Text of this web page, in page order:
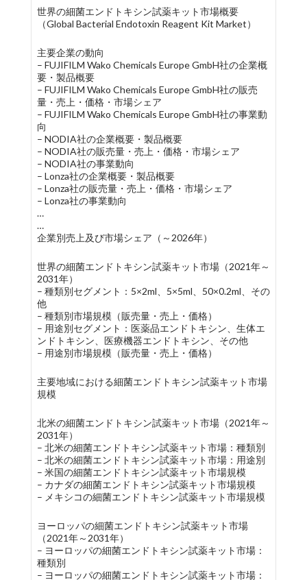
世界の細菌エンドトキシン試薬キット市場概要
（Global Bacterial Endotoxin Reagent Kit Market）
主要企業の動向
– FUJIFILM Wako Chemicals Europe GmbH社の企業概
要・製品概要
– FUJIFILM Wako Chemicals Europe GmbH社の販売
量・売上・価格・市場シェア
– FUJIFILM Wako Chemicals Europe GmbH社の事業動
向
– NODIA社の企業概要・製品概要
– NODIA社の販売量・売上・価格・市場シェア
– NODIA社の事業動向
– Lonza社の企業概要・製品概要
– Lonza社の販売量・売上・価格・市場シェア
– Lonza社の事業動向
…
…
企業別売上及び市場シェア（～2026年）
世界の細菌エンドトキシン試薬キット市場（2021年～
2031年）
– 種類別セグメント：5×2ml、5×5ml、50×0.2ml、その
他
– 種類別市場規模（販売量・売上・価格）
– 用途別セグメント：医薬品エンドトキシン、生体エ
ンドトキシン、医療機器エンドトキシン、その他
– 用途別市場規模（販売量・売上・価格）
主要地域における細菌エンドトキシン試薬キット市場
規模
北米の細菌エンドトキシン試薬キット市場（2021年～
2031年）
– 北米の細菌エンドトキシン試薬キット市場：種類別
– 北米の細菌エンドトキシン試薬キット市場：用途別
– 米国の細菌エンドトキシン試薬キット市場規模
– カナダの細菌エンドトキシン試薬キット市場規模
– メキシコの細菌エンドトキシン試薬キット市場規模
ヨーロッパの細菌エンドトキシン試薬キット市場
（2021年～2031年）
– ヨーロッパの細菌エンドトキシン試薬キット市場：
種類別
– ヨーロッパの細菌エンドトキシン試薬キット市場：